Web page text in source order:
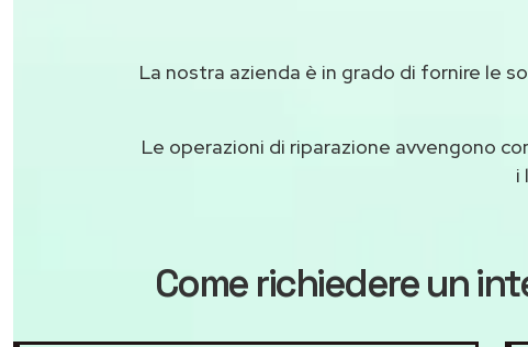
La nostra azienda è in grado di fornire le
Le operazioni di riparazione avvengono
i
Come richiedere un